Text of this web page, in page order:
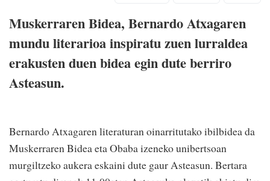
Muskerraren Bidea, Bernardo Atxagaren
mundu literarioa inspiratu zuen lurraldea
erakusten duen bidea egin dute berriro
Asteasun.
Bernardo Atxagaren literaturan oinarritutako ibilbidea da
Muskerraren Bidea eta Obaba izeneko unibertsoan
murgiltzeko aukera eskaini dute gaur Asteasun. Bertara